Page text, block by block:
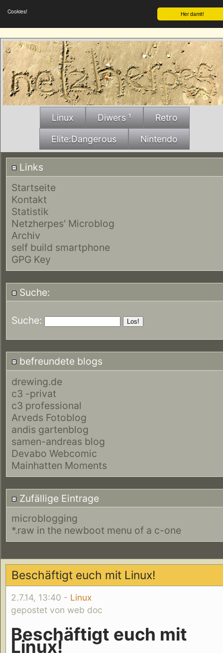
Her damit!
Cookies!
Linux Diwers ¹ Retro
Elite:Dangerous Nintendo
Links
Startseite
Kontakt
Statistik
Netzherpes' Microblog
Archiv
self build smartphone
GPG Key
Suche:
Suche:
befreundete blogs
drewing.de
c3 -privat
c3 professional
Arveds Fotoblog
andis gartenblog
samen-andreas blog
Devabo Webcomic
Mainhatten Moments
Zufällige Eintrage
microblogging
*.raw in the newboot menu of a c-one
Beschäftigt euch mit Linux!
2.7.14, 13:40 - Linux
gepostet von web doc
Beschäftigt euch mit
Linux!